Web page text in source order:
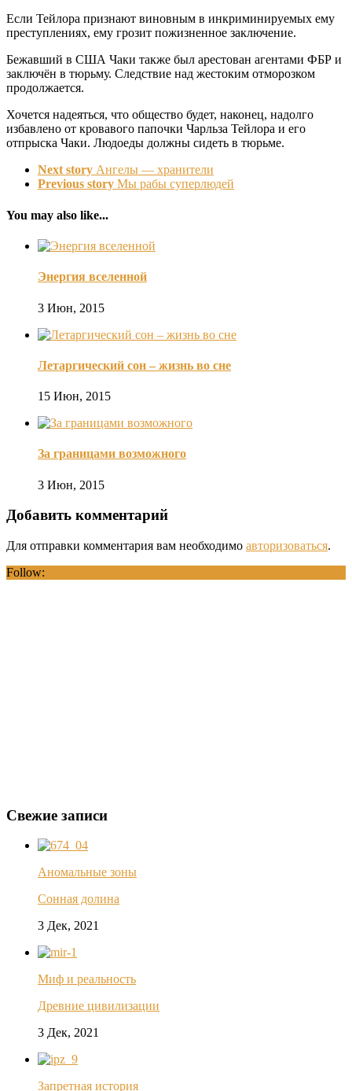
Если Тейлора признают виновным в инкриминируемых ему
преступлениях, ему грозит пожизненное заключение.
Бежавший в США Чаки также был арестован агентами ФБР и
заключён в тюрьму. Следствие над жестоким отморозком
продолжается.
Хочется надеяться, что общество будет, наконец, надолго
избавлено от кровавого папочки Чарльза Тейлора и его
отпрыска Чаки. Людоеды должны сидеть в тюрьме.
Next story Ангелы — хранители
Previous story Мы рабы суперлюдей
You may also like...
Энергия вселенной
3 Июн, 2015
Летаргический сон – жизнь во сне
15 Июн, 2015
За границами возможного
3 Июн, 2015
Добавить комментарий
Для отправки комментария вам необходимо авторизоваться.
Follow:
Свежие записи
Аномальные зоны
Сонная долина
3 Дек, 2021
Миф и реальность
Древние цивилизации
3 Дек, 2021
Запретная история